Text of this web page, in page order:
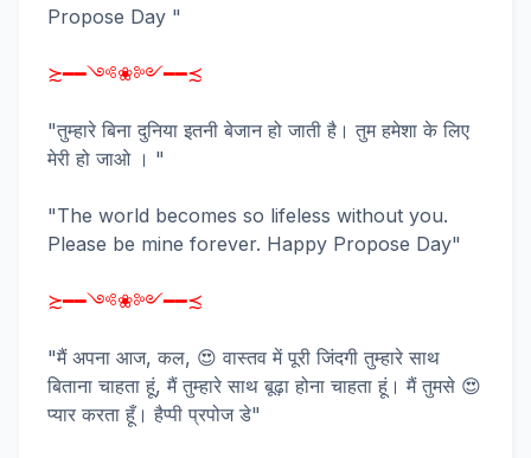
Propose Day "
≿━━༺❀༻━━≾
"तुम्हारे बिना दुनिया इतनी बेजान हो जाती है। तुम हमेशा के लिए
मेरी हो जाओ । "
"The world becomes so lifeless without you.
Please be mine forever. Happy Propose Day"
≿━━༺❀༻━━≾
"मैं अपना आज, कल, 😍 वास्तव में पूरी जिंदगी तुम्हारे साथ
बिताना चाहता हूं, मैं तुम्हारे साथ बूढ़ा होना चाहता हूं। मैं तुमसे 😍
प्यार करता हूँ। हैप्पी प्रपोज डे"